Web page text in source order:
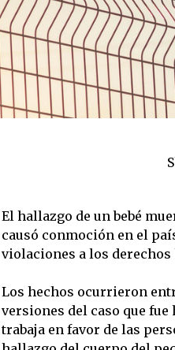
El hallazgo de un bebé
causó conmoción en el
violaciones a los
Los hechos ocurrieron
versiones del caso que
trabaja en favor de las